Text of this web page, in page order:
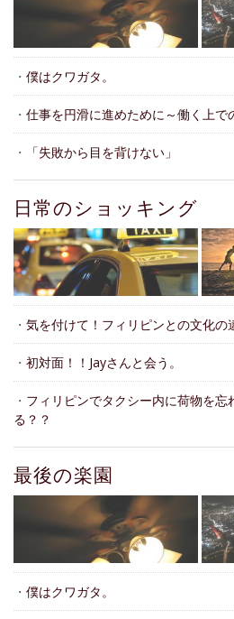
・ 僕はクワガタ。
・ 仕事を円滑に進めために～働く上で
・ 「失敗から目を背けない」
日常のショッキング
・ 気を付けて！フィリピンとの文化の
・ 初対面！！Jayさんと会う。
・ フィリピンでタクシー内に荷物を忘
る？？
最後の楽園
・ 僕はクワガタ。